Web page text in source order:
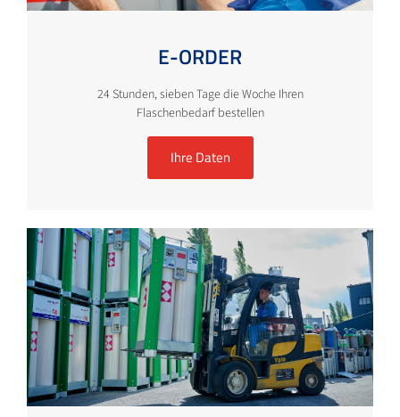
E-ORDER
24 Stunden, sieben Tage die Woche Ihren
Flaschenbedarf bestellen
Ihre Daten